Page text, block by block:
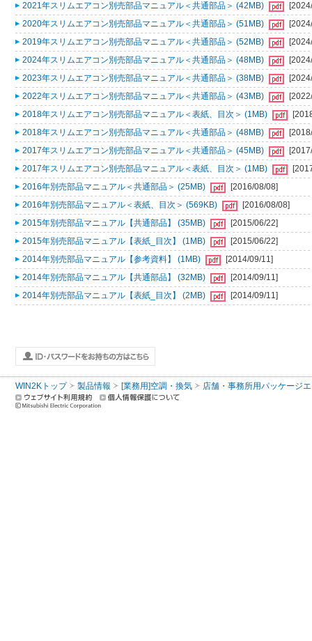
2021年スリムエアコン別売部品マニュアル＜共通部品＞ (42MB)
2020年スリムエアコン別売部品マニュアル＜共通部品＞ (51MB)
2019年スリムエアコン別売部品マニュアル＜共通部品＞ (52MB)
2024年スリムエアコン別売部品マニュアル＜共通部品＞ (48MB)
2023年スリムエアコン別売部品マニュアル＜共通部品＞ (38MB)
2022年スリムエアコン別売部品マニュアル＜共通部品＞ (43MB)
2018年スリムエアコン別売部品マニュアル＜表紙、目次＞ (1MB)
2018年スリムエアコン別売部品マニュアル＜共通部品＞ (48MB)
2017年スリムエアコン別売部品マニュアル＜共通部品＞ (45MB)
2017年スリムエアコン別売部品マニュアル＜表紙、目次＞ (1MB)
2016年別売部品マニュアル＜共通部品＞ (25MB)
[2016/08/08]
2016年別売部品マニュアル＜表紙、目次＞ (569KB)
[2016/08/08]
2015年別売部品マニュアル【共通部品】 (35MB)
[2015/06/22]
2015年別売部品マニュアル【表紙_目次】 (1MB)
[2015/06/22]
2014年別売部品マニュアル【参考資料】 (1MB)
[2014/09/11]
2014年別売部品マニュアル【共通部品】 (32MB)
[2014/09/11]
2014年別売部品マニュアル【表紙_目次】 (2MB)
[2014/09/11]
WIN2Kトップ 製品情報 [業務用]空調・換気 店舗・事務所用パッケージ